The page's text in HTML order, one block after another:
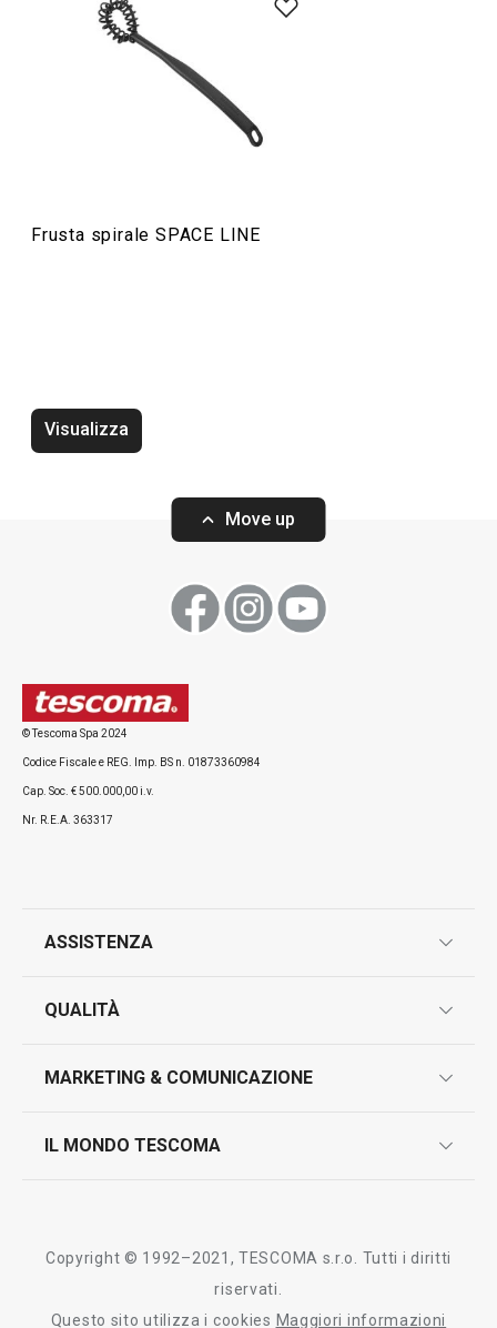
Preparazione degli alimenti
Tutti i prodotti della linea SPACE LINE
Frusta spirale SPACE LINE
Visualizza
Move up
© Tescoma Spa 2024
Codice Fiscale e REG. Imp. BS n. 01873360984
Cap. Soc. € 500.000,00 i.v.
Nr. R.E.A. 363317
ASSISTENZA
contatti
QUALITÀ
test sui prodotti
MARKETING & COMUNICAZIONE
IL MONDO TESCOMA
Copyright © 1992–2021, TESCOMA s.r.o. Tutti i diritti
riservati.
Questo sito utilizza i cookies Maggiori informazioni